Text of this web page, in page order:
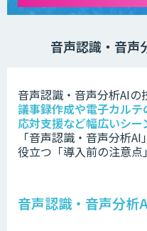
音声認識・音声
音声認識・音声分析AIの
議事録作成や電子カル
応対支援など幅広いシー
「音声認識・音声分析AI
役立つ「導入前の注意点
音声認識・音声分析